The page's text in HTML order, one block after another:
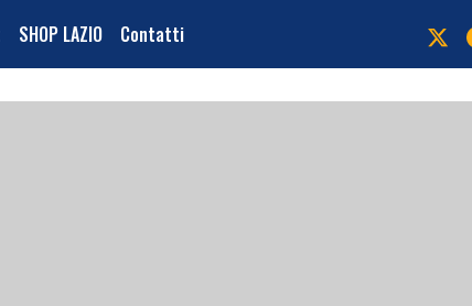
SHOP LAZIO Contatti